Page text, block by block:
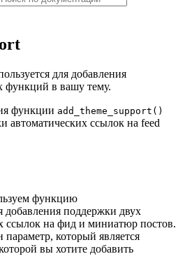
для добавления
функций в вашу тему.
функции add_theme_support()
автоматических ссылок на feed
функцию
добавления поддержки двух
ссылок на фид и миниатюр постов.
который является
вы хотите добавить